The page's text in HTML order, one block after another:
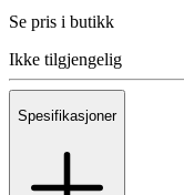
Se pris i butikk
Ikke tilgjengelig
Spesifikasjoner